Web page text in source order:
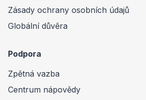
Zásady ochrany osobních údajů
Globální důvěra
Podpora
Zpětná vazba
Centrum nápovědy